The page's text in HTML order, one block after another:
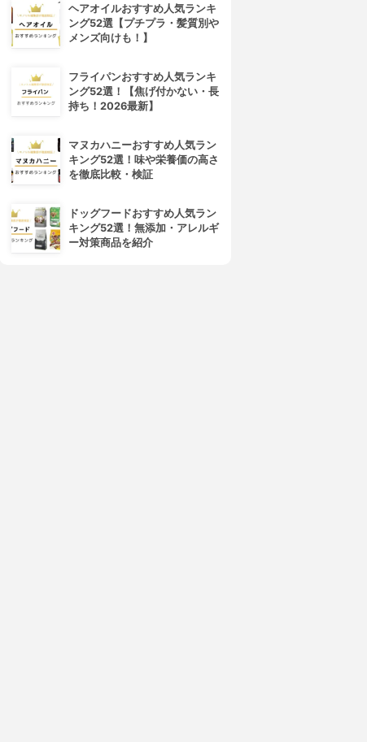
4位
つげ櫛
3.15(2)
¥0
国産 本つげ櫛
ヘアオイルおすすめ人気ランキ
ング52選【プチプラ・髪質別や
メンズ向けも！】
フライパンおすすめ人気ランキ
ング52選！【焦げ付かない・長
持ち！2026最新】
マヌカハニーおすすめ人気ラン
キング52選！味や栄養価の高さ
を徹底比較・検証
ドッグフードおすすめ人気ラン
キング52選！無添加・アレルギ
ー対策商品を紹介